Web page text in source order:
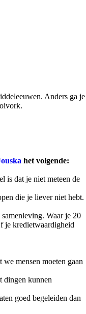
Anders ga je
het volgende:
is dat je niet meteen de
die je liever niet hebt.
Waar je 20
je kredietwaardigheid
mensen moeten gaan
dingen kunnen
goed begeleiden dan